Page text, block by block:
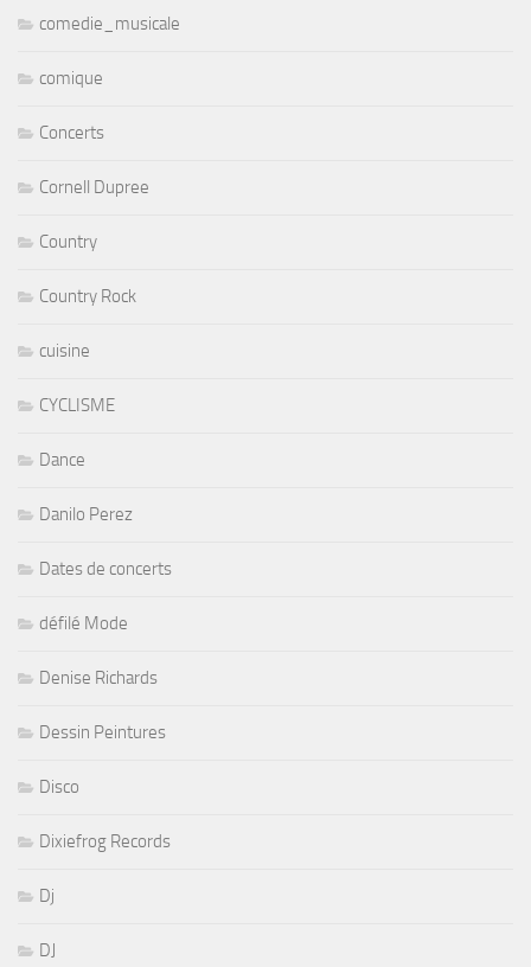
comedie_musicale
comique
Concerts
Cornell Dupree
Country
Country Rock
cuisine
CYCLISME
Dance
Danilo Perez
Dates de concerts
défilé Mode
Denise Richards
Dessin Peintures
Disco
Dixiefrog Records
Dj
DJ